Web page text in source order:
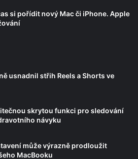
si pořídit nový Mac či iPhone. Apple
usnadnil střih Reels a Shorts ve
skrytou funkci pro sledování
návyku
může výrazně prodloužit
MacBooku